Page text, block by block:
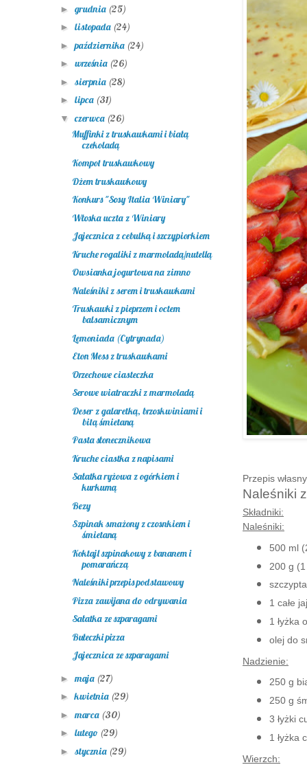
Przepis własny
Naleśniki
Składniki:
Naleśniki:
500 ml
200 g (1
1 całe
1 łyżka
olej do
Nadzienie:
250 g
250 g
3 łyżki
1 łyżka
Wierzch:
► grudnia (25)
► listopada (24)
►października (24)
► września (26)
► sierpnia (28)
► lipca (31)
▼czerwca (26)
Muffinki z truskawkami i białą
czekoladą
Kompot truskawkowy
Dżem truskawkowy
Konkurs "Sosy Italia Winiary"
Włoska uczta z Winiary
Jajecznica z cebulką i szczypiorkiem
Kruche rogaliki z marmoladą/nutellą
Owsianka jogurtowa na zimno
Naleśniki z serem i truskawkami
Truskawki z pieprzem i octem
balsamicznym
Lemoniada (Cytrynada)
Eton Mess z truskawkami
Orzechowe ciasteczka
Serowe wiatraczki z marmoladą
Deser z galaretką, brzoskwiniami i
bitą śmietaną
Pasta słonecznikowa
Kruche ciastka z napisami
Sałatka ryżowa z ogórkiem i
kurkumą
Bezy
Szpinak smażony z czosnkiem i
śmietaną
Koktajl szpinakowy z bananem i
pomarańczą
Naleśniki przepis podstawowy
Pizza zawijana do odrywania
Sałatka ze szparagami
Bułeczki pizza
Jajecznica ze szparagami
► maja (27)
►kwietnia (29)
► marca (30)
► lutego (29)
► stycznia (29)